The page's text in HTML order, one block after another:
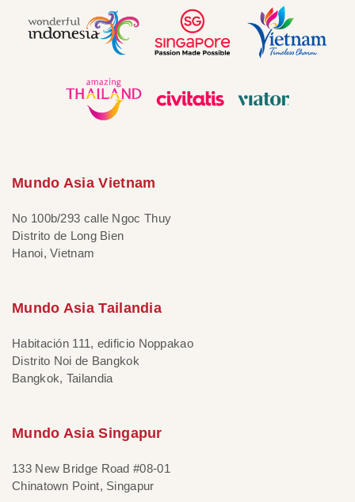
Mundo Asia Vietnam
No 100b/293 calle Ngoc Thuy
Distrito de Long Bien
Hanoi, Vietnam
Mundo Asia Tailandia
Habitación 111, edificio Noppakao
Distrito Noi de Bangkok
Bangkok, Tailandia
Mundo Asia Singapur
133 New Bridge Road #08-01
Chinatown Point, Singapur